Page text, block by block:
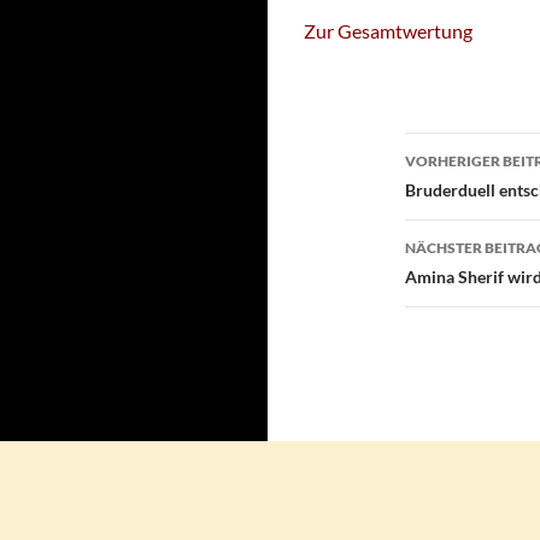
Zur Gesamtwertung
VORHERIGER
Bruderduell
NÄCHSTER
Amina Sherif